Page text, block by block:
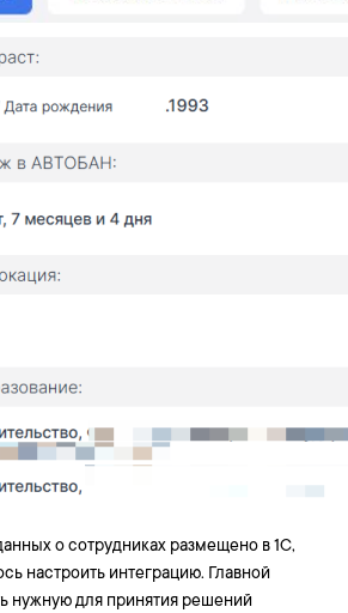
о сотрудниках размещено в 1С,
настроить интеграцию. Главной
нужную для принятия решений